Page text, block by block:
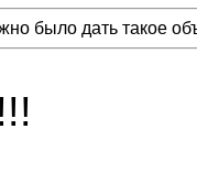
было дать такое